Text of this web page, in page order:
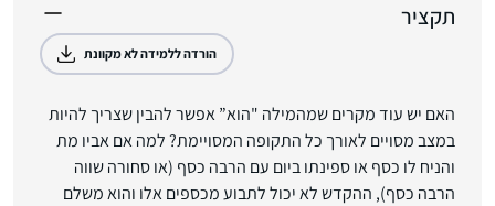
תקציר
הורדה ללמידה לא מקוונת
האם יש עוד מקרים שמהמילה "הוא” אפשר להבין שצריך להיות
במצב מסויים לאורך כל התקופה המסויימת? למה אם אביו מת
והניח לו כסף או ספינתו ביום עם הרבה כסף (או סחורה שווה
הרבה כסף), ההקדש לא יכול לתבוע מכספים אלו והוא משלם